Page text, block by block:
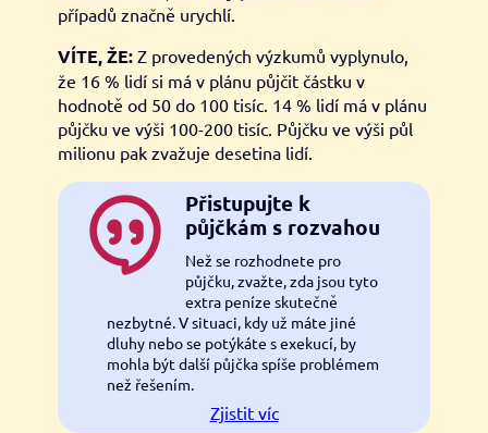
případů značně urychlí.
VÍTE, ŽE:Z provedených výzkumů vyplynulo,
že 16 % lidí si má v plánu půjčit částku v
hodnotě od 50 do 100 tisíc. 14 % lidí má v plánu
půjčku ve výši 100-200 tisíc. Půjčku ve výši půl
milionu pak zvažuje desetina lidí.
Přistupujte k
půjčkám s rozvahou
Než se rozhodnete pro
půjčku, zvažte, zda jsou tyto
extra peníze skutečně
nezbytné. V situaci, kdy už máte jiné
dluhy nebo se potýkáte s exekucí, by
mohla být další půjčka spíše problémem
než řešením.
Zjistit víc